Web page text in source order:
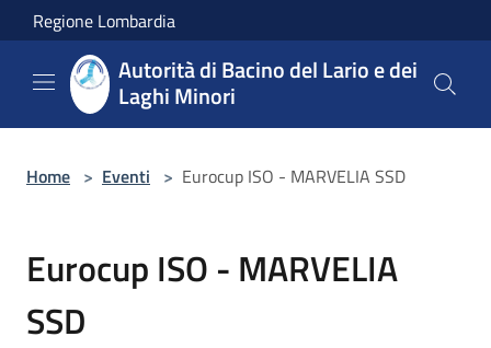
Salta al contenuto principale
Regione Lombardia
Autorità di Bacino del Lario e dei
Laghi Minori
Home > Eventi > Eurocup ISO - MARVELIA SSD
Eurocup ISO - MARVELIA
SSD